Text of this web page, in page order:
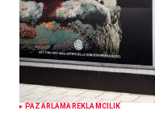
PAZARLAMA REKLAMCILIK